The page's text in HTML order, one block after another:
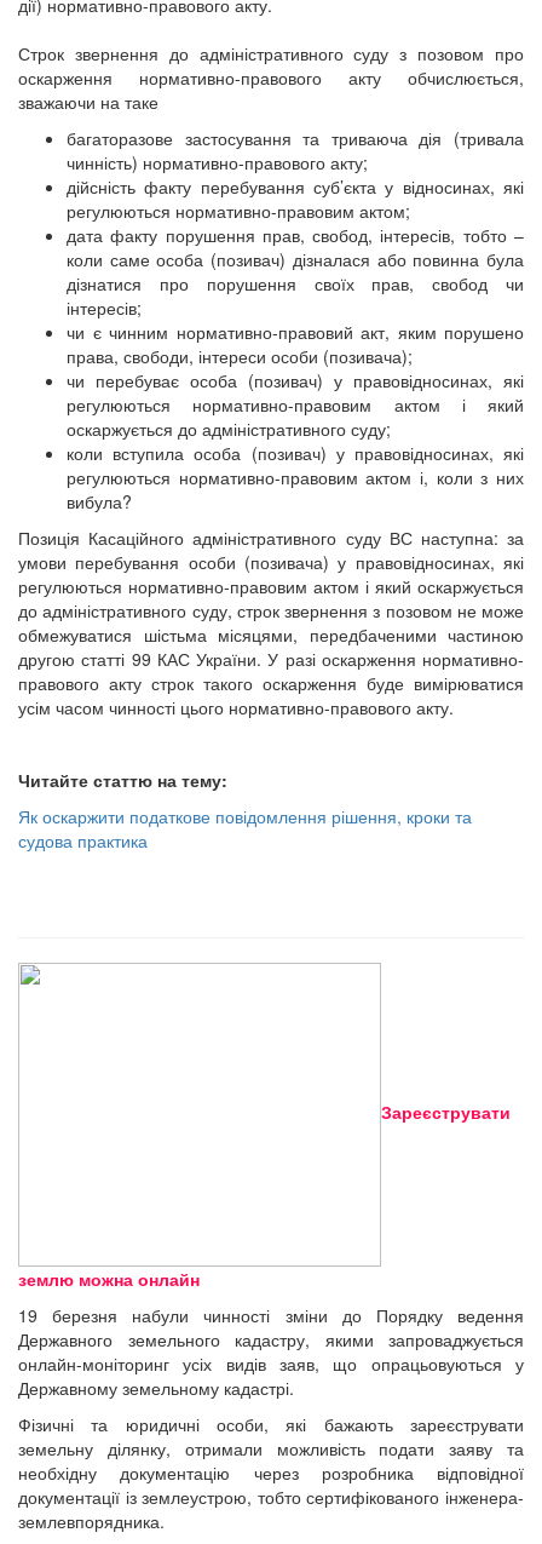
дії) нормативно-правового акту.
Строк звернення до адміністративного суду з позовом про
оскарження нормативно-правового акту обчислюється,
зважаючи на таке
багаторазове застосування та триваюча дія (тривала
чинність) нормативно-правового акту;
дійсність факту перебування суб’єкта у відносинах, які
регулюються нормативно-правовим актом;
дата факту порушення прав, свобод, інтересів, тобто –
коли саме особа (позивач) дізналася або повинна була
дізнатися про порушення своїх прав, свобод чи
інтересів;
чи є чинним нормативно-правовий акт, яким порушено
права, свободи, інтереси особи (позивача);
чи перебуває особа (позивач) у правовідносинах, які
регулюються нормативно-правовим актом і який
оскаржується до адміністративного суду;
коли вступила особа (позивач) у правовідносинах, які
регулюються нормативно-правовим актом і, коли з них
вибула?
Позиція Касаційного адміністративного суду ВС наступна: за
умови перебування особи (позивача) у правовідносинах, які
регулюються нормативно-правовим актом і який оскаржується
до адміністративного суду, строк звернення з позовом не може
обмежуватися шістьма місяцями, передбаченими частиною
другою статті 99 КАС України. У разі оскарження нормативно-
правового акту строк такого оскарження буде вимірюватися
усім часом чинності цього нормативно-правового акту.
Читайте статтю на тему:
Як оскаржити податкове повідомлення рішення, кроки та
судова практика
Зареєструвати
землю можна онлайн
19 березня набули чинності зміни до Порядку ведення
Державного земельного кадастру, якими запроваджується
онлайн-моніторинг усіх видів заяв, що опрацьовуються у
Державному земельному кадастрі.
Фізичні та юридичні особи, які бажають зареєструвати
земельну ділянку, отримали можливість подати заяву та
необхідну документацію через розробника відповідної
документації із землеустрою, тобто сертифікованого інженера-
землевпорядника.